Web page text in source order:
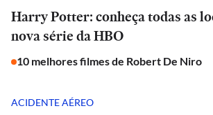
Harry Potter: conheça todas as
nova série da HBO
10 melhores filmes de Robert De Niro
ACIDENTE AÉREO